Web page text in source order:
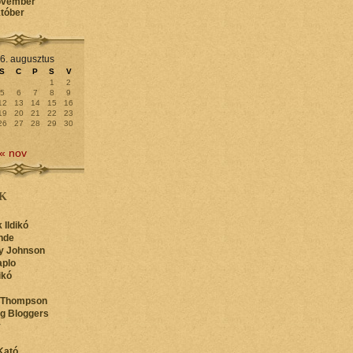
augusztus
S C P S
V
1
2
5
6 7 8
9
13 14 15
16
20 21 22
23
27 28 29 30
nov
Ildikó
Johnson
Bloggers